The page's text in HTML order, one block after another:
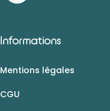
Informations
Mentions légales
CGU